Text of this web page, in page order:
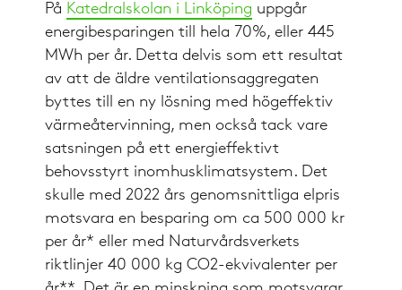
På Katedralskolan i Linköping uppgår
energibesparingen till hela 70%, eller 445
MWh per år. Detta delvis som ett resultat
av att de äldre ventilationsaggregaten
byttes till en ny lösning med högeffektiv
värmeåtervinning, men också tack vare
satsningen på ett energieffektivt
behovsstyrt inomhusklimatsystem. Det
skulle med 2022 års genomsnittliga elpris
motsvara en besparing om ca 500 000 kr
per år* eller med Naturvårdsverkets
riktlinjer 40 000 kg CO2-ekvivalenter per